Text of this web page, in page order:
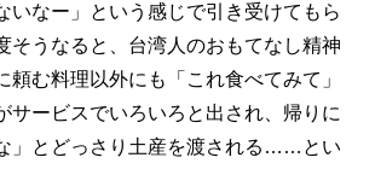
いなー」という感じで引き受けてもら
そうなると、台湾人のおもてなし精神
頼む料理以外にも「これ食べてみて」
サービスでいろいろと出され、帰りに
」とどっさり土産を渡される……とい